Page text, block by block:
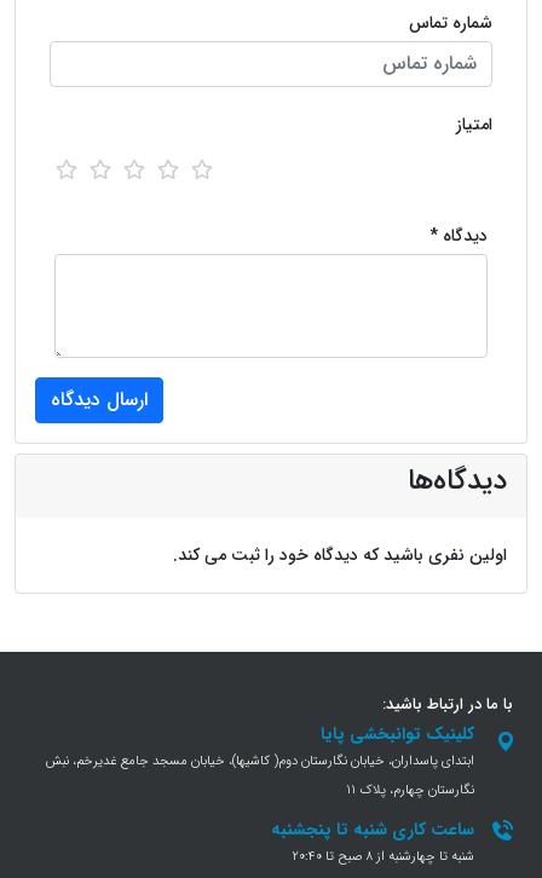
شماره تماس
امتیاز
دیدگاه *
دیدگاه‌ها
اولین نفری باشید که دیدگاه خود را ثبت می کند.
با ما در ارتباط باشید:
کلینیک توانبخشی پایا
ابتدای پاسداران، خیابان نگارستان دوم( کاشیها)، خیابان مسجد جامع غدیرخم، نبش
نگارستان چهارم، پلاک 11
ساعت کاری شنبه تا پنجشنبه
شنبه تا چهارشنبه از 8 صبح تا 20:40